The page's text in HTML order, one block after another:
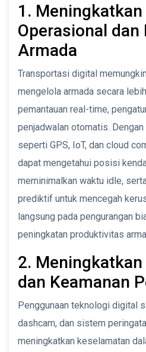
1.
Operasional dan
Armada
Transportasi digital
mengelola armada secara
pemantauan real-time,
penjadwalan otomatis.
seperti GPS, IoT, dan cloud
dapat mengetahui posisi
meminimalkan waktu idle,
prediktif untuk mencegah
langsung pada pengurangan
peningkatan produktivitas
2.
dan Keamanan
Penggunaan teknologi digital
dashcam, dan sistem
meningkatkan keselamatan